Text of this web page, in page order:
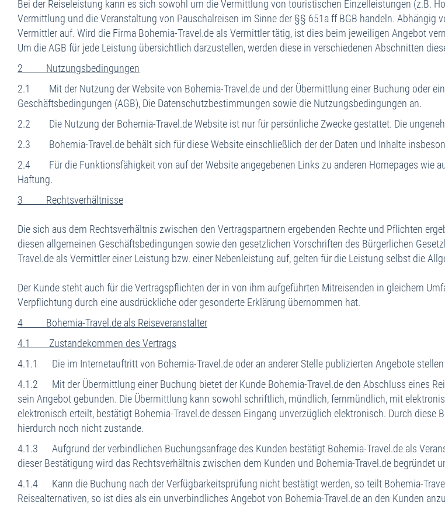
Bei der Reiseleistung kann es sich sowohl um die Vermittlung von touristischen Einzelleistungen (z.B.
Vermittlung und die Veranstaltung von Pauschalreisen im Sinne der §§ 651a ff BGB handeln. Abhängig
Vermittler auf. Wird die Firma Bohemia-Travel.de als Vermittler tätig, ist dies beim jeweiligen Angebot
Um die AGB für jede Leistung übersichtlich darzustellen, werden diese in verschiedenen Abschnitten
2 Nutzungsbedingungen
2.1 Mit der Nutzung der Website von Bohemia-Travel.de und der Übermittlung einer Buchung oder
Geschäftsbedingungen (AGB), Die Datenschutzbestimmungen sowie die Nutzungsbedingungen an.
2.2 Die Nutzung der Bohemia-Travel.de Website ist nur für persönliche Zwecke gestattet. Die
2.3 Bohemia-Travel.de behält sich für diese Website einschließlich der der Daten und Inhalte
2.4 Für die Funktionsfähigkeit von auf der Website angegebenen Links zu anderen Homepages wie
Haftung.
3 Rechtsverhältnisse
Die sich aus dem Rechtsverhältnis zwischen den Vertragspartnern ergebenden Rechte und Pflichten
diesen allgemeinen Geschäftsbedingungen sowie den gesetzlichen Vorschriften des Bürgerlichen
Travel.de als Vermittler einer Leistung bzw. einer Nebenleistung auf, gelten für die Leistung selbst die
Der Kunde steht auch für die Vertragspflichten der in von ihm aufgeführten Mitreisenden in gleichem
Verpflichtung durch eine ausdrückliche oder gesonderte Erklärung übernommen hat.
4 Bohemia-Travel.de als Reiseveranstalter
4.1 Zustandekommen des Vertrags
4.1.1 Die im Internetauftritt von Bohemia-Travel.de oder an anderer Stelle publizierten Angebote
4.1.2 Mit der Übermittlung einer Buchung bietet der Kunde Bohemia-Travel.de den Abschluss eines
sein Angebot gebunden. Die Übermittlung kann sowohl schriftlich, mündlich, fernmündlich, mit
elektronisch erteilt, bestätigt Bohemia-Travel.de dessen Eingang unverzüglich elektronisch. Durch
hierdurch noch nicht zustande.
4.1.3 Aufgrund der verbindlichen Buchungsanfrage des Kunden bestätigt Bohemia-Travel.de als
dieser Bestätigung wird das Rechtsverhältnis zwischen dem Kunden und Bohemia-Travel.de begründet
4.1.4 Kann die Buchung nach der Verfügbarkeitsprüfung nicht bestätigt werden, so teilt Bohemia-
Reisealternativen, so ist dies als ein unverbindliches Angebot von Bohemia-Travel.de an den Kunden